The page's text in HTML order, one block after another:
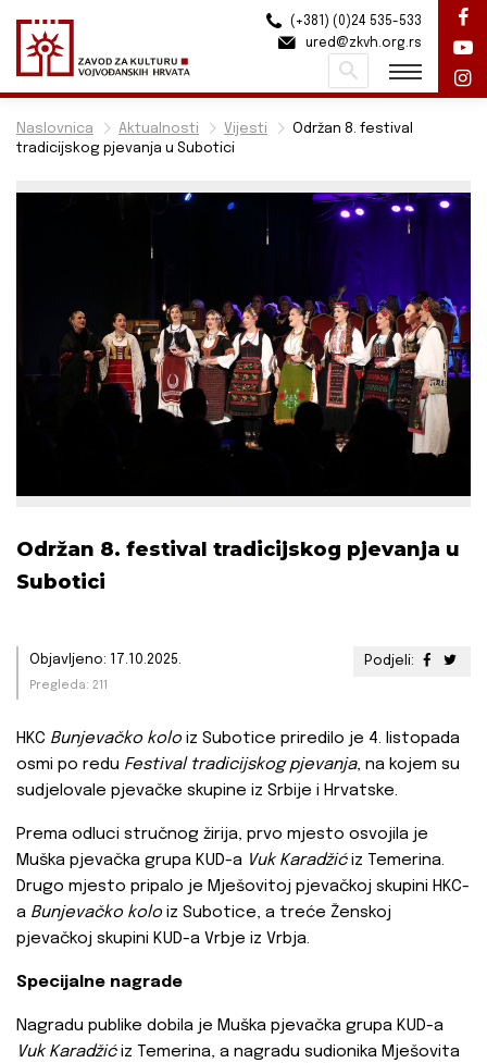
Naslovnica Aktualnosti Vijesti
Održan 8. festival
tradicijskog pjevanja u Subotici
Održan 8. festival tradicijskog pjevanja u
Subotici
Podjeli:
Objavljeno: 17.10.2025.
Pregleda: 211
HKC Bunjevačko kolo iz Subotice priredilo je 4. listopada
osmi po redu Festival tradicijskog pjevanja, na kojem su
sudjelovale pjevačke skupine iz Srbije i Hrvatske.
Prema odluci stručnog žirija, prvo mjesto osvojila je
Muška pjevačka grupa KUD-a Vuk Karadžićiz Temerina.
Drugo mjesto pripalo je Mješovitoj pjevačkoj skupini HKC-
a Bunjevačko kolo iz Subotice, a treće Ženskoj
pjevačkoj skupini KUD-a Vrbje iz Vrbja.
Specijalne nagrade
Nagradu publike dobila je Muška pjevačka grupa KUD-a
Vuk Karadžićiz Temerina, a nagradu sudionika Mješovita
(+381) (0)24 535-533
ured@zkvh.org.rs
Pretraži